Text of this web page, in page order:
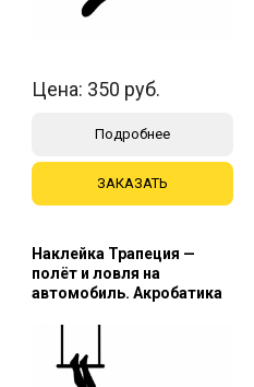
Цена: 350 руб.
Подробнее
ЗАКАЗАТЬ
Наклейка Трапеция —
полёт и ловля на
автомобиль. Акробатика